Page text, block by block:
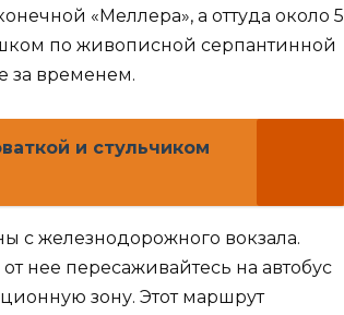
«Меллера», а оттуда около 5
по живописной серпантинной
за временем.
и стульчиком
с железнодорожного вокзала.
нее пересаживайтесь на автобус
зону. Этот маршрут